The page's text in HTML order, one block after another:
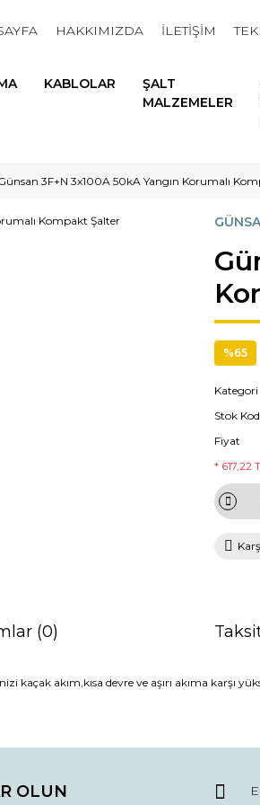
HAKKIMIZDA İLETİŞİM
KABLOLAR
ŞALT
MALZEMELER
3F+N 3x100A 50kA Yangın Korumalı
%65
Kategori
Stok
Fiyat
* 617,22
(0)
akım,kısa devre ve aşırı akıma karşı
OLUN